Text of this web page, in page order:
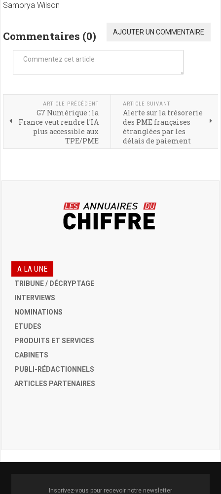
Samorya Wilson
Commentaires (0) AJOUTER UN COMMENTAIRE
ARTICLE PRÉCÉDENT
G7 Numérique : la
France veut rendre l'IA
plus accessible aux
TPE/PME
ARTICLE SUIVANT
Alerte sur la trésorerie
des PME françaises
étranglées par les
délais de paiement
A LA UNE
TRIBUNE / DÉCRYPTAGE
INTERVIEWS
NOMINATIONS
ETUDES
PRODUITS ET SERVICES
CABINETS
PUBLI-RÉDACTIONNELS
ARTICLES PARTENAIRES
Inscrivez-vous pour recevoir notre newsletter